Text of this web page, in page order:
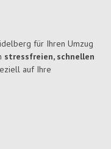
für Ihren Umzug
stressfreien, schnellen
auf Ihre